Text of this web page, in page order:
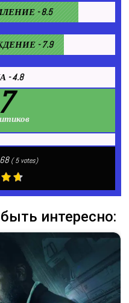
- 8.5
- 7.9
4.8
(5votes)
интересно: